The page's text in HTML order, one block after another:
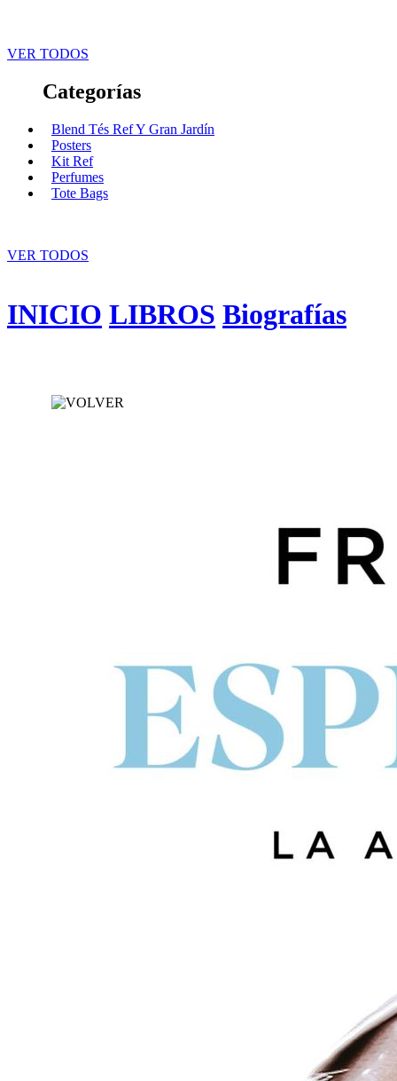
VER TODOS
Categorías
Blend Tés Ref Y Gran Jardín
Posters
Kit Ref
Perfumes
Tote Bags
VER TODOS
INICIO LIBROS Biografías